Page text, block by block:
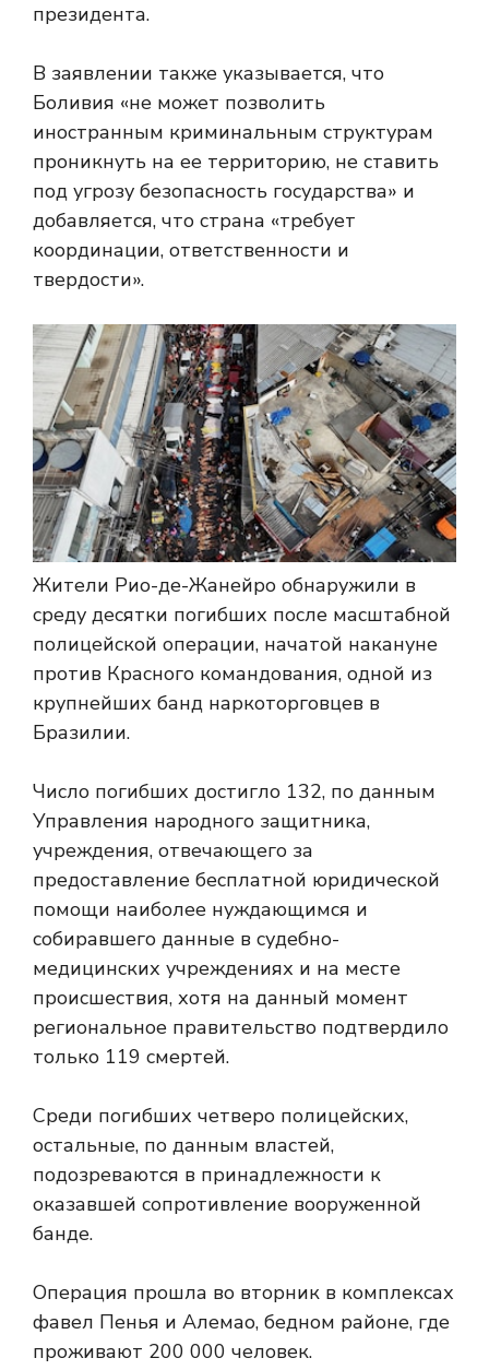
президента.
В заявлении также указывается, что
Боливия «не может позволить
иностранным криминальным структурам
проникнуть на ее территорию, не ставить
под угрозу безопасность государства» и
добавляется, что страна «требует
координации, ответственности и
твердости».
Жители Рио-де-Жанейро обнаружили в
среду десятки погибших после масштабной
полицейской операции, начатой ​​накануне
против Красного командования, одной из
крупнейших банд наркоторговцев в
Бразилии.
Число погибших достигло 132, по данным
Управления народного защитника,
учреждения, отвечающего за
предоставление бесплатной юридической
помощи наиболее нуждающимся и
собиравшего данные в судебно-
медицинских учреждениях и на месте
происшествия, хотя на данный момент
региональное правительство подтвердило
только 119 смертей.
Среди погибших четверо полицейских,
остальные, по данным властей,
подозреваются в принадлежности к
оказавшей сопротивление вооруженной
банде.
Операция прошла во вторник в комплексах
фавел Пенья и Алемао, бедном районе, где
проживают 200 000 человек.